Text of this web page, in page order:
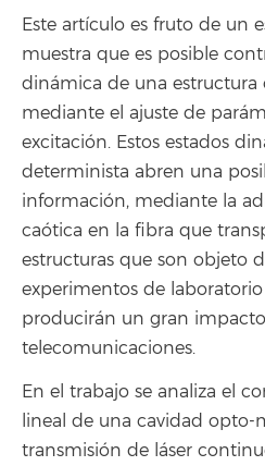
Este artículo es fruto de un
muestra que es posible
dinámica de una estructura
mediante el ajuste de
excitación. Estos estados
determinista abren una
información, mediante la
caótica en la fibra que
estructuras que son objeto
experimentos de
producirán un gran
telecomunicaciones.
En el trabajo se analiza el
lineal de una cavidad opto-
transmisión de láser